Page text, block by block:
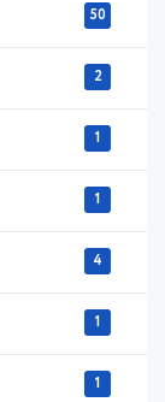
50
2
1
1
4
1
1